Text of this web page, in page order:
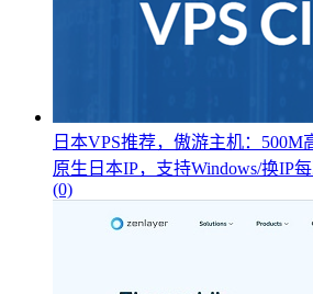
日本VPS推荐，傲游主机：
原生日本IP，支持Windows/换IP
(0)